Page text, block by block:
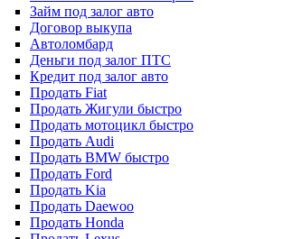
Займ под залог авто
Договор выкупа
Автоломбард
Деньги под залог ПТС
Кредит под залог авто
Продать Fiat
Продать Жигули быстро
Продать мотоцикл быстро
Продать Audi
Продать BMW быстро
Продать Ford
Продать Kia
Продать Daewoo
Продать Honda